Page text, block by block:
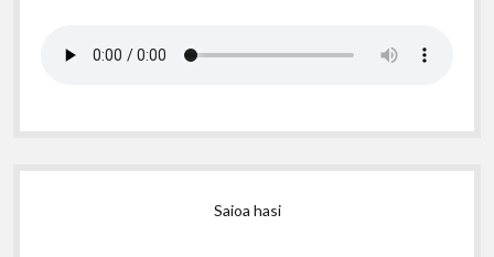
Saioa hasi